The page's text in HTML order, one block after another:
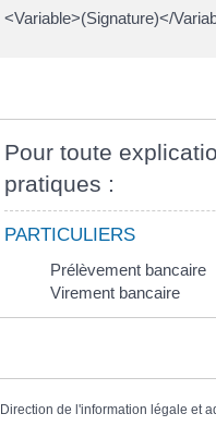
<Variable>(Signature)</
Pour toute
pratiques :
PARTICULIERS
Prélèvement bancaire
Virement bancaire
Direction de l'information légale et